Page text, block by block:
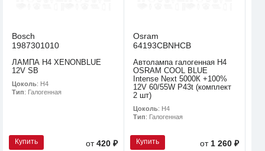
Bosch
1987301010
ЛАМПА H4 XENONBLUE
12V SB
Цоколь: H4
Тип: Галогенная
Купить от420 ₽
Osram
64193CBNHCB
Автолампа галогенная H4
OSRAM COOL BLUE
Intense Next 5000К +100%
12V 60/55W P43t (комплект
2 шт)
Цоколь: H4
Тип: Галогенная
Купить от 1 260 ₽